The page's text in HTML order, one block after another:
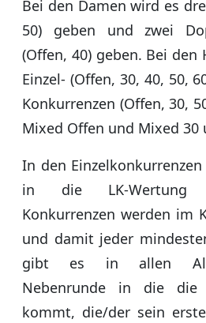
Bei den Damen wird es
50) geben und zwei
(Offen, 40) geben. Bei
Einzel- (Offen, 30, 40, 50,
Konkurrenzen (Offen, 30,
Mixed Offen und Mixed 30
In den
in die LK-Wertung
Konkurrenzen werden im
und damit jeder
gibt es in allen
Nebenrunde in die die
kommt, die/der sein